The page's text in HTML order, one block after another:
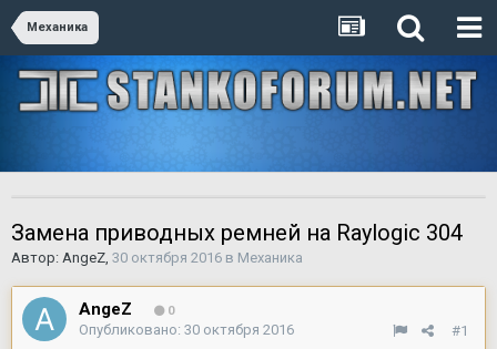
Механика
Замена приводных ремней на Raylogic 304
Автор: AngeZ, 30 октября 2016 в Механика
AngeZ 0
#1
Опубликовано: 30 октября 2016